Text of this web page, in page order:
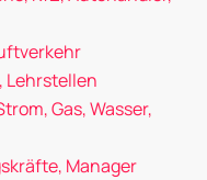
Lehrstellen
Gas, Wasser,
Manager